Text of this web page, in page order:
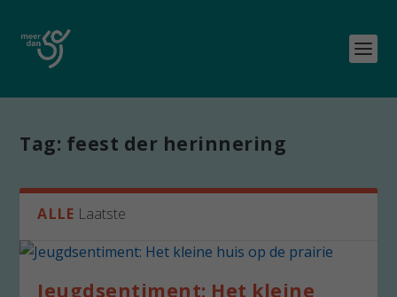
Tag: feest der herinnering
ALLE Laatste
Jeugdsentiment: Het kleine